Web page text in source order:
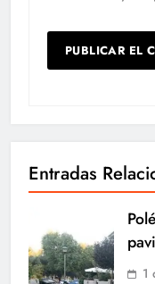
Entradas
1